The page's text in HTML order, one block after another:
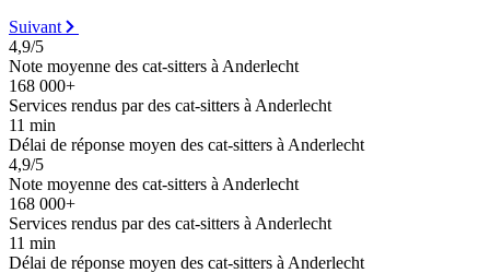
Suivant
4,9/5
Note moyenne des cat-sitters à Anderlecht
168 000+
Services rendus par des cat-sitters à Anderlecht
11 min
Délai de réponse moyen des cat-sitters à Anderlecht
4,9/5
Note moyenne des cat-sitters à Anderlecht
168 000+
Services rendus par des cat-sitters à Anderlecht
11 min
Délai de réponse moyen des cat-sitters à Anderlecht